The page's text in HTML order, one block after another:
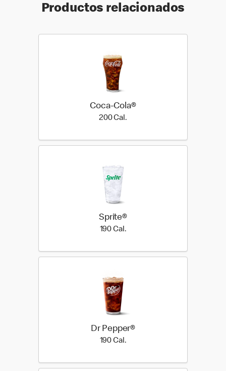
Productos relacionados
Coca-Cola®
200 Cal.200 Cal.
Sprite®
190 Cal.190 Cal.
Dr Pepper®
190 Cal.190 Cal.